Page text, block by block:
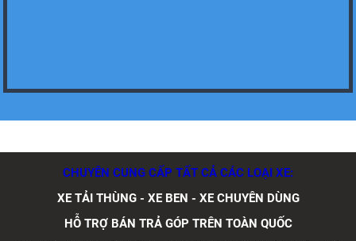
CHUYÊN CUNG CẤP TẤT CẢ CÁC LOẠI XE:
XE TẢI THÙNG - XE BEN - XE CHUYÊN DÙNG
HỖ TRỢ BÁN TRẢ GÓP TRÊN TOÀN QUỐC